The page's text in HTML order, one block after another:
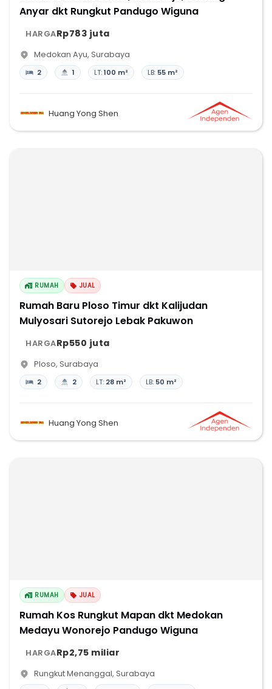
Anyar dkt Rungkut Pandugo Wiguna
HARGARp783 juta
Medokan Ayu, Surabaya
2 1 LT:100 m² LB: 55 m²
Huang Yong Shen
RUMAH JUAL
Rumah Baru Ploso Timur dkt Kalijudan
Mulyosari Sutorejo Lebak Pakuwon
HARGARp550 juta
Ploso, Surabaya
2 2 LT: 28 m² LB: 50 m²
Huang Yong Shen
RUMAH JUAL
Rumah Kos Rungkut Mapan dkt Medokan
Medayu Wonorejo Pandugo Wiguna
HARGARp2,75 miliar
Rungkut Menanggal, Surabaya